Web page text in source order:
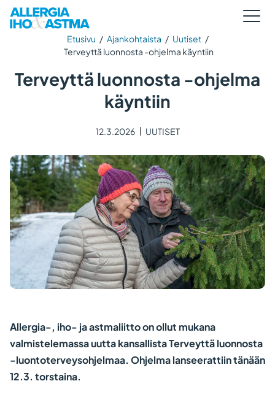
Etusivu / Ajankohtaista / Uutiset /
Terveyttä luonnosta -ohjelma käyntiin
Terveyttä luonnosta -ohjelma
käyntiin
12.3.2026 UUTISET
Allergia-, iho- ja astmaliitto on ollut mukana
valmistelemassa uutta kansallista Terveyttä luonnosta
-luontoterveysohjelmaa. Ohjelma lanseerattiin tänään
12.3. torstaina.